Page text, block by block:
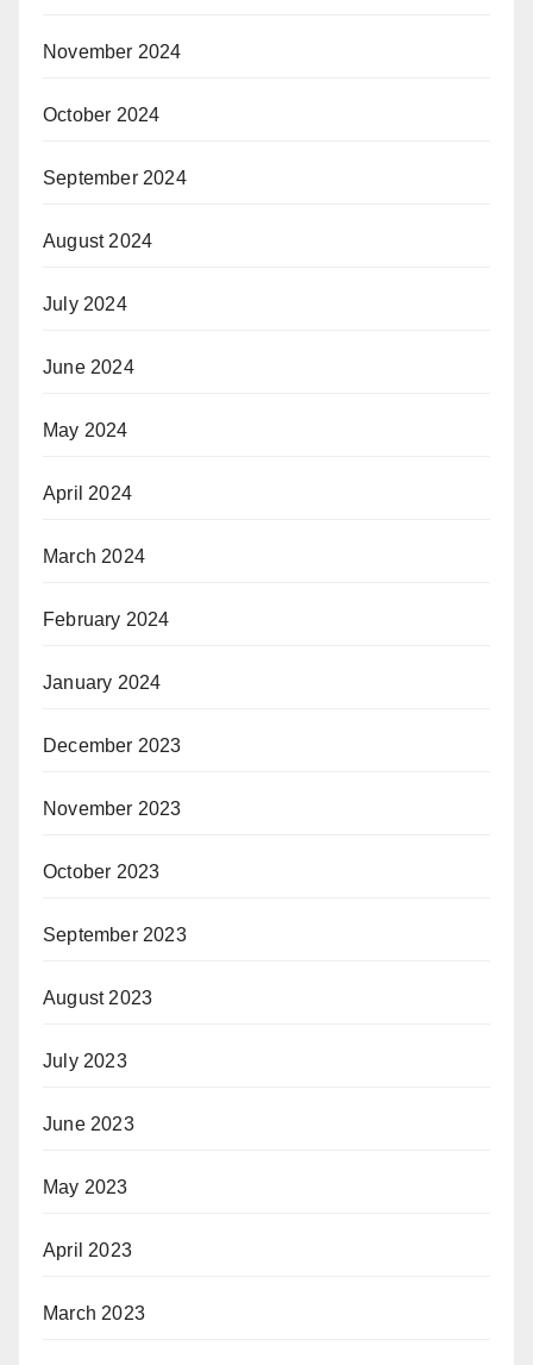
November 2024
October 2024
September 2024
August 2024
July 2024
June 2024
May 2024
April 2024
March 2024
February 2024
January 2024
December 2023
November 2023
October 2023
September 2023
August 2023
July 2023
June 2023
May 2023
April 2023
March 2023